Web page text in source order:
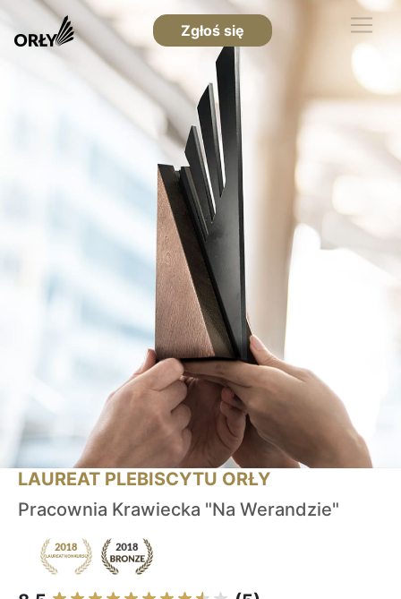
Zgłoś się
LAUREAT PLEBISCYTU ORŁY
Pracownia Krawiecka "Na Werandzie"